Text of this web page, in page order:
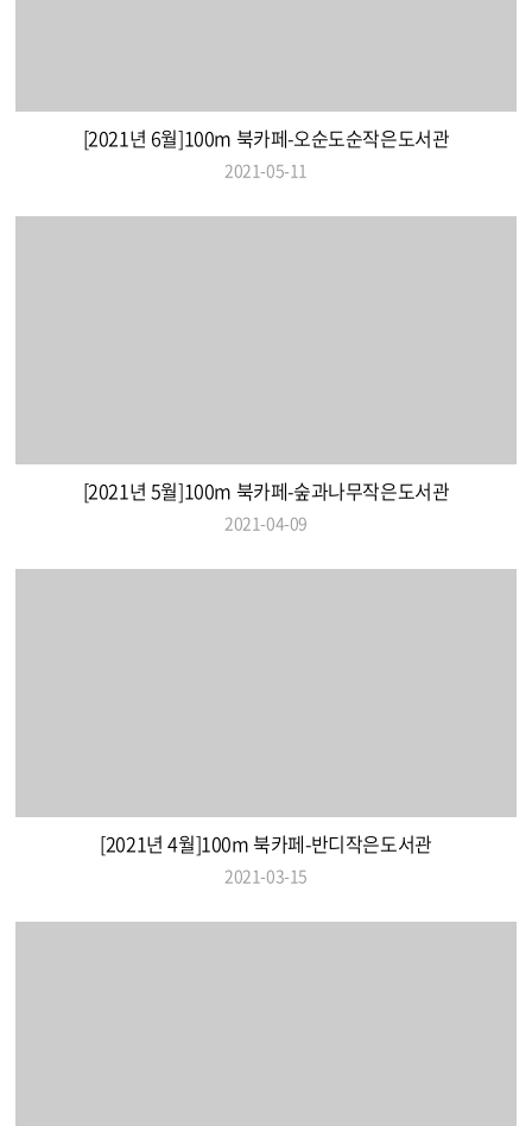
[2021년 6월]100m 북카페-오순도순작은도서관
2021-05-11
[2021년 5월]100m 북카페-숲과나무작은도서관
2021-04-09
[2021년 4월]100m 북카페-반디작은도서관
2021-03-15